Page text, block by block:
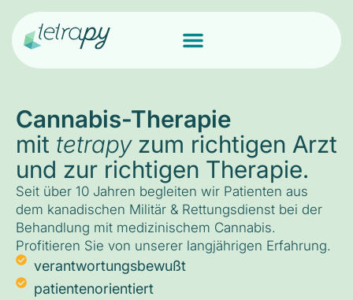
Cannabis-Therapie
mit tetrapyzum richtigen Arzt
und zur richtigen Therapie.
Seit über 10 Jahren begleiten wir Patienten aus
dem kanadischen Militär & Rettungsdienst bei der
Behandlung mit medizinischem Cannabis.
Profitieren Sie von unserer langjährigen Erfahrung.
verantwortungsbewußt
patientenorientiert